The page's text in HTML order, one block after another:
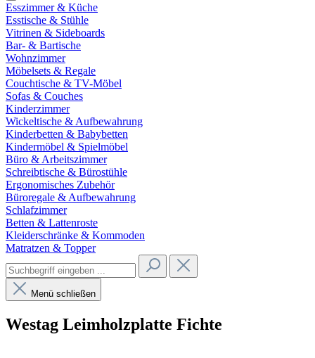
Esszimmer & Küche
Esstische & Stühle
Vitrinen & Sideboards
Bar- & Bartische
Wohnzimmer
Möbelsets & Regale
Couchtische & TV-Möbel
Sofas & Couches
Kinderzimmer
Wickeltische & Aufbewahrung
Kinderbetten & Babybetten
Kindermöbel & Spielmöbel
Büro & Arbeitszimmer
Schreibtische & Bürostühle
Ergonomisches Zubehör
Büroregale & Aufbewahrung
Schlafzimmer
Betten & Lattenroste
Kleiderschränke & Kommoden
Matratzen & Topper
Menü schließen
Westag Leimholzplatte Fichte